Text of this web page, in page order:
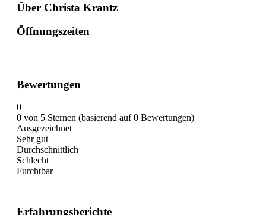
Über Christa Krantz
Öffnungszeiten
Bewertungen
0
0 von 5 Sternen (basierend auf 0 Bewertungen)
Ausgezeichnet
Sehr gut
Durchschnittlich
Schlecht
Furchtbar
Erfahrungsberichte